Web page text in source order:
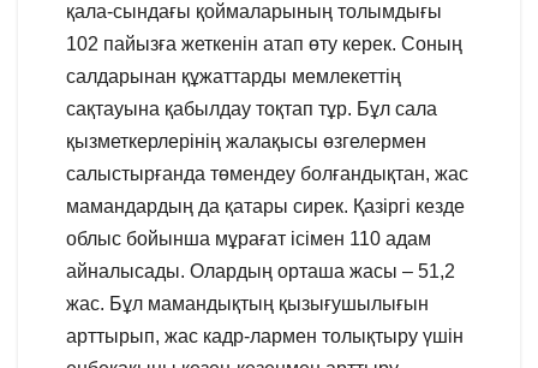
қала-сындағы қоймаларының толымдығы
102 пайызға жеткенін атап өту керек. Соның
салдарынан құжаттарды мемлекеттің
сақтауына қабылдау тоқтап тұр. Бұл сала
қызметкерлерінің жалақысы өзгелермен
салыстырғанда төмендеу болғандықтан, жас
мамандардың да қатары сирек. Қазіргі кезде
облыс бойынша мұрағат ісімен 110 адам
айналысады. Олардың орташа жасы – 51,2
жас. Бұл мамандықтың қызығушылығын
арттырып, жас кадр-лармен толықтыру үшін